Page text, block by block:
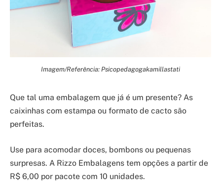
Imagem/Referência: Psicopedagogakamillastati
Que tal uma embalagem que já é um presente? As
caixinhas com estampa ou formato de cacto são
perfeitas.
Use para acomodar doces, bombons ou pequenas
surpresas. A Rizzo Embalagens tem opções a partir de
R$ 6,00 por pacote com 10 unidades.